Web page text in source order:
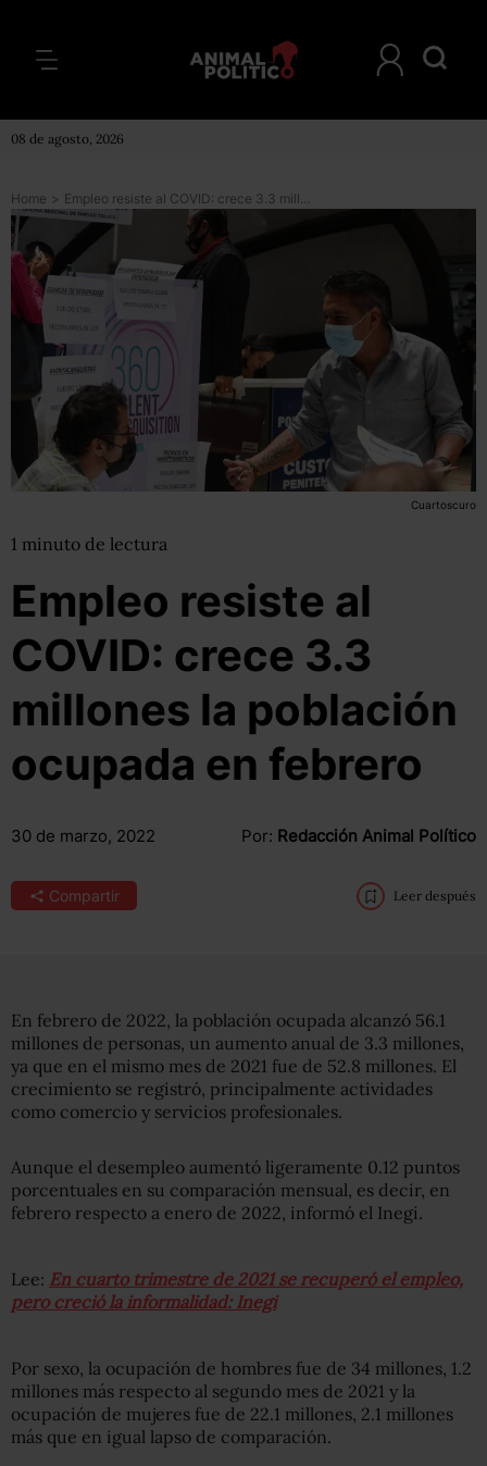
08 de agosto, 2026
Home > Empleo resiste al COVID: crece 3.3 millones la población ocupada en febrero
Cuartoscuro
1 minuto de lectura
Empleo resiste al
COVID: crece 3.3
millones la población
ocupada en febrero
30 de marzo, 2022 Por: Redacción Animal Político
Compartir Leer después
En febrero de 2022, la población ocupada alcanzó 56.1
millones de personas, un aumento anual de 3.3 millones,
ya que en el mismo mes de 2021 fue de 52.8 millones. El
crecimiento se registró, principalmente actividades
como comercio y servicios profesionales.
Aunque el desempleo aumentó ligeramente 0.12 puntos
porcentuales en su comparación mensual, es decir, en
febrero respecto a enero de 2022, informó el Inegi.
Lee: En cuarto trimestre de 2021 se recuperó el empleo,
pero creció la informalidad: Inegi
Por sexo, la ocupación de hombres fue de 34 millones, 1.2
millones más respecto al segundo mes de 2021 y la
ocupación de mujeres fue de 22.1 millones, 2.1 millones
más que en igual lapso de comparación.